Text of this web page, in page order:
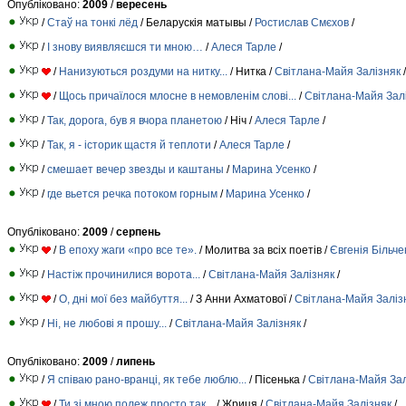
Опубліковано: 2009 /вересень
/Стаў на тонкі лёд / Беларускія матывы / Ростислав Смєхов /
/ І знову виявляєшся ти мною… /Алеся Тарле /
/ Нанизуються роздуми на нитку... / Нитка /Свiтлана-Майя Залiзняк /
/ Щось причаїлося млосне в немовленім слові... /Свiтлана-Майя
/Так, дорога, був я вчора планетою / Ніч /Алеся Тарле /
/Так, я - історик щастя й теплоти /Алеся Тарле /
/смешает вечер звезды и каштаны / Марина Усенко /
/где вьется речка потоком горным / Марина Усенко /
Опубліковано: 2009 /серпень
/ В епоху жаги «про все те». / Молитва за всіх поетів /Євгенія
/ Настіж прочинилися ворота... /Свiтлана-Майя Залiзняк /
/О, дні мої без майбуття... / З Анни Ахматової /Свiтлана-Майя
/ Ні, не любові я прошу... /Свiтлана-Майя Залiзняк /
Опубліковано: 2009 /липень
/ Я співаю рано-вранці, як тебе люблю... / Пісенька /Свiтлана-Майя